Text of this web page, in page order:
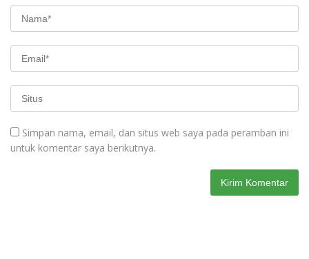
Simpan nama, email, dan situs web saya pada peramban ini
untuk komentar saya berikutnya.